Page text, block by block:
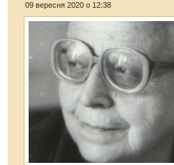
09 вересня 2020 о 12:38